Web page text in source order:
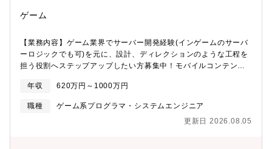
ゲーム
【業務内容】ゲーム業界でサーバー開発経験(インゲームのサーバ
ーロジックでも可)を元に、設計、ディレクションのような工程を
担う役割へステップアップしたい方募集中！モバイルコンテン
品・サービス全般のシステム面の設計～開発ディレクション業
務。サービスのプロデューサーや外部の開発会社と連携しなが
ら、ネットワークサービスをシステム面のプロフェッショナルと
して横断的に支えていただきます。また事業部門に配属の場合
年収 620万円～1000万円
職種
ゲーム系プログラマ・システムエンジニア
更新日 2026.08.05